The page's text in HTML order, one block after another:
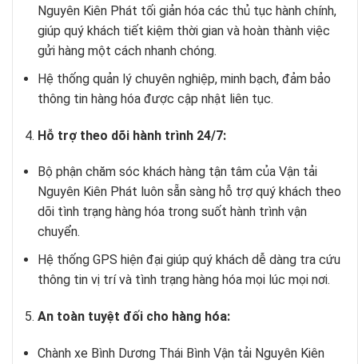
Nguyên Kiên Phát tối giản hóa các thủ tục hành chính,
giúp quý khách tiết kiệm thời gian và hoàn thành việc
gửi hàng một cách nhanh chóng.
Hệ thống quản lý chuyên nghiệp, minh bạch, đảm bảo
thông tin hàng hóa được cập nhật liên tục.
Hỗ trợ theo dõi hành trình 24/7:
Bộ phận chăm sóc khách hàng tận tâm của Vận tải
Nguyên Kiên Phát luôn sẵn sàng hỗ trợ quý khách theo
dõi tình trạng hàng hóa trong suốt hành trình vận
chuyển.
Hệ thống GPS hiện đại giúp quý khách dễ dàng tra cứu
thông tin vị trí và tình trạng hàng hóa mọi lúc mọi nơi.
An toàn tuyệt đối cho hàng hóa:
Chành xe Bình Dương Thái Bình Vận tải Nguyên Kiên